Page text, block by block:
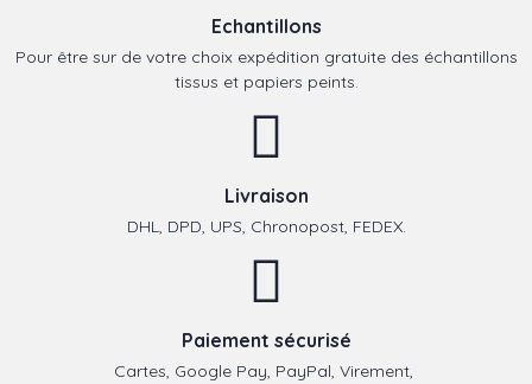
Echantillons
Pour être sur de votre choix expédition gratuite des échantillons
tissus et papiers peints.
Livraison
DHL, DPD, UPS, Chronopost, FEDEX.
Paiement sécurisé
Cartes, Google Pay, PayPal, Virement,